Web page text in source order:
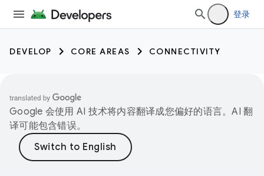
登录
DEVELOP CORE AREAS CONNECTIVITY
Google 会使用 AI 技术将内容翻译成您偏好的语言。AI 翻
译可能包含错误。